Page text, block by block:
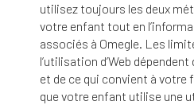
utilisez toujours les deux
votre enfant tout en
associés à Omegle. Les
l’utilisation d’Web dépendent
et de ce qui convient à votre
que votre enfant utilise une